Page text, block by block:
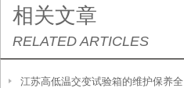
相关文章
RELATED ARTICLES
江苏高低温交变试验箱的维护保养全